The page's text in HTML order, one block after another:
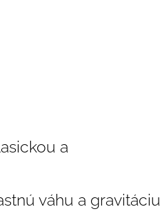
a
váhu a gravitáciu